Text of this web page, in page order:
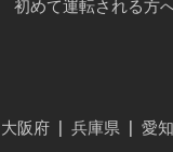
初めて運転される方
大阪府 兵庫県 愛